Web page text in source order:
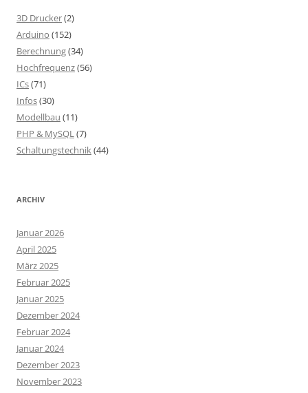
3D Drucker(2)
Arduino (152)
Berechnung(34)
Hochfrequenz(56)
ICs(71)
Infos(30)
Modellbau (11)
PHP & MySQL(7)
Schaltungstechnik(44)
ARCHIV
Januar 2026
April 2025
März 2025
Februar 2025
Januar 2025
Dezember 2024
Februar 2024
Januar 2024
Dezember 2023
November 2023